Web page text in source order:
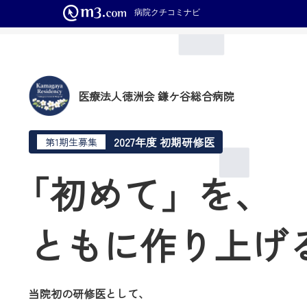
病院クチコミナビ
医療法人徳洲会 鎌ケ谷総合病院
第1期生募集 2027年度 初期研修医
「初めて」を、
ともに作り上げ
当院初の研修医として、